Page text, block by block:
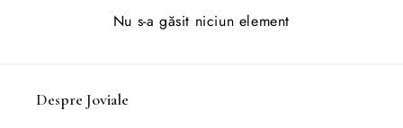
Nu s-a găsit niciun element
Despre Joviale